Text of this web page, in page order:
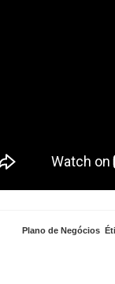
Plano de Negócios ,